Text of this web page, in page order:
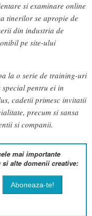
si examinare online
tinerilor se apropie de
din industria de
pe site-ului
la o serie de training-uri
pentru ei in
cadetii primesc invitatii
precum si sansa
si companii.
mai importante
alte domenii creative: